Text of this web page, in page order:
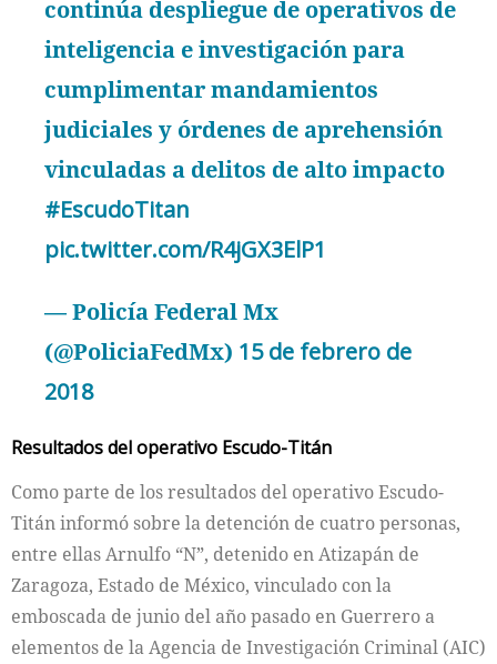
continúa despliegue de operativos de
inteligencia e investigación para
cumplimentar mandamientos
judiciales y órdenes de aprehensión
vinculadas a delitos de alto impacto
#EscudoTitan
pic.twitter.com/R4jGX3ElP1
— Policía Federal Mx
(@PoliciaFedMx) 15 de febrero de
2018
Resultados del operativo Escudo-Titán
Como parte de los resultados del operativo Escudo-
Titán informó sobre la detención de cuatro personas,
entre ellas Arnulfo “N”, detenido en Atizapán de
Zaragoza, Estado de México, vinculado con la
emboscada de junio del año pasado en Guerrero a
elementos de la Agencia de Investigación Criminal (AIC)